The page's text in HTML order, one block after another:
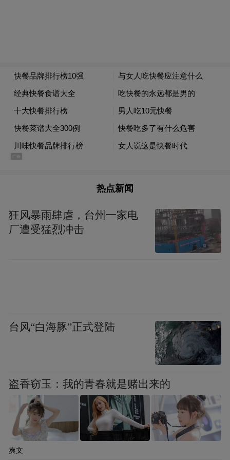
热点新闻
狂风暴雨肆虐，台州一家电
厂遭受猛烈冲击
台风“白海豚”正式登陆
盗香窃玉：我的青春就是赌出来的
爽文